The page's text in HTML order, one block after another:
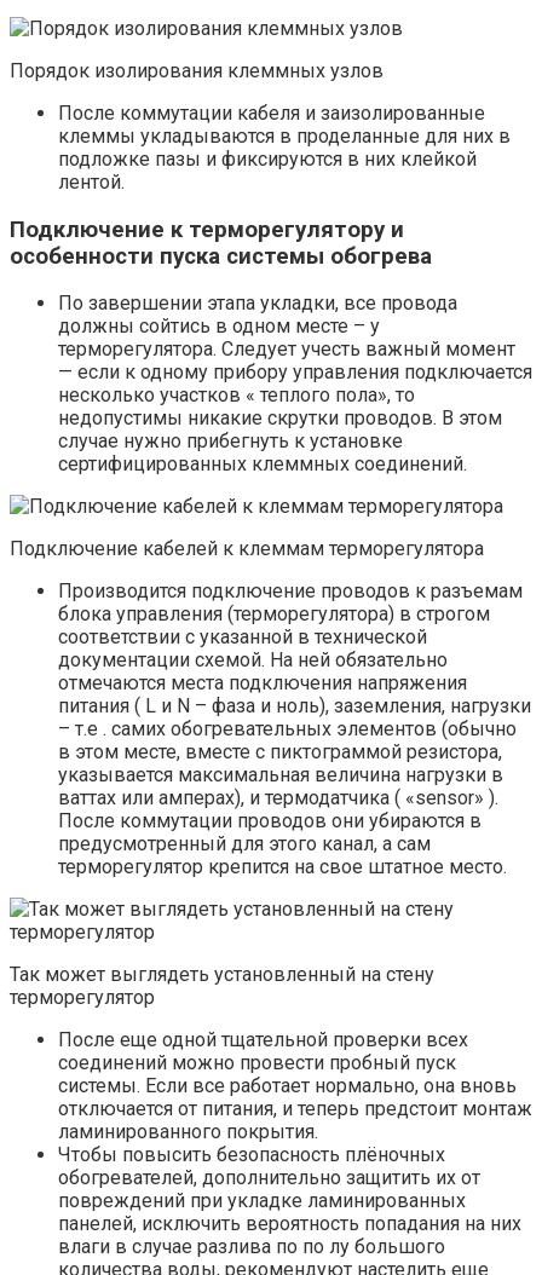
Порядок изолирования клеммных узлов
После коммутации кабеля и заизолированные
клеммы укладываются в проделанные для них в
подложке пазы и фиксируются в них клейкой
лентой.
Подключение к терморегулятору и
особенности пуска системы обогрева
По завершении этапа укладки, все провода
должны сойтись в одном месте – у
терморегулятора. Следует учесть важный момент
— если к одному прибору управления подключается
несколько участков « теплого пола», то
недопустимы никакие скрутки проводов. В этом
случае нужно прибегнуть к установке
сертифицированных клеммных соединений.
Подключение кабелей к клеммам терморегулятора
Производится подключение проводов к разъемам
блока управления (терморегулятора) в строгом
соответствии с указанной в технической
документации схемой. На ней обязательно
отмечаются места подключения напряжения
питания ( L и N – фаза и ноль), заземления, нагрузки
– т.е . самих обогревательных элементов (обычно
в этом месте, вместе с пиктограммой резистора,
указывается максимальная величина нагрузки в
ваттах или амперах), и термодатчика ( «sensor» ).
После коммутации проводов они убираются в
предусмотренный для этого канал, а сам
терморегулятор крепится на свое штатное место.
Так может выглядеть установленный на стену
терморегулятор
После еще одной тщательной проверки всех
соединений можно провести пробный пуск
системы. Если все работает нормально, она вновь
отключается от питания, и теперь предстоит монтаж
ламинированного покрытия.
Чтобы повысить безопасность плёночных
обогревателей, дополнительно защитить их от
повреждений при укладке ламинированных
панелей, исключить вероятность попадания на них
влаги в случае разлива по по лу большого
количества воды, рекомендуют настелить еще